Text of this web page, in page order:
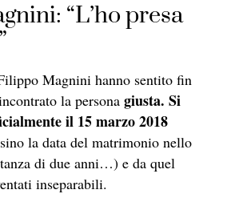
“L’ho presa
Magnini hanno sentito fin
la persona giusta. Si
il 15 marzo 2018
la data del matrimonio nello
di due anni…) e da quel
inseparabili.